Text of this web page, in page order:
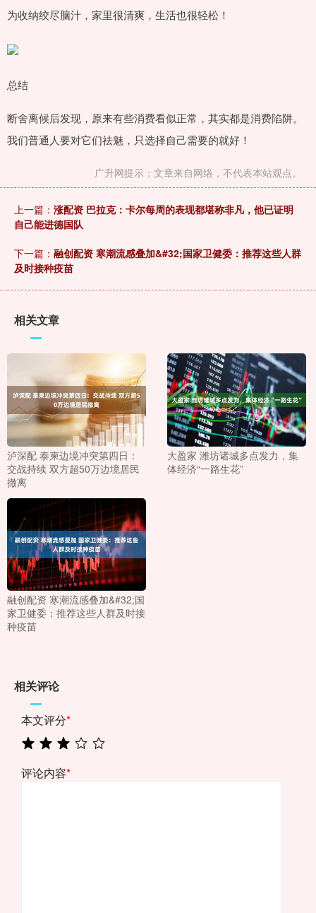
为收纳绞尽脑汁，家里很清爽，生活也很轻松！
总结
断舍离候后发现，原来有些消费看似正常，其实都是消费陷阱。
我们普通人要对它们祛魅，只选择自己需要的就好！
广升网提示：文章来自网络，不代表本站观点。
上一篇： 涨配资 巴拉克：卡尔每周的表现都堪称非凡，他已证明
自己能进德国队
下一篇： 融创配资 寒潮流感叠加&#32;国家卫健委：推荐这些人群
及时接种疫苗
相关文章
泸深配 泰柬边境冲突第四日：
交战持续 双方超50万边境居民
撤离
大盈家 潍坊诸城多点发力，集
体经济“一路生花”
融创配资 寒潮流感叠加&#32;国
家卫健委：推荐这些人群及时接
种疫苗
相关评论
本文评分*
评论内容*